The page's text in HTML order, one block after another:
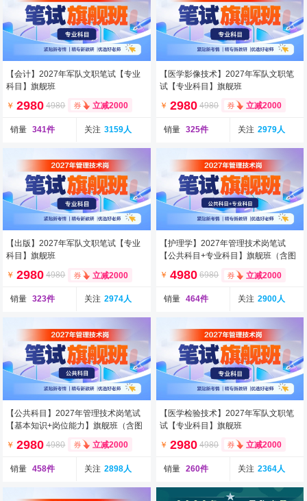
【会计】2027年军队文职笔试【专业
科目】旗舰班
￥ 2980 4980 立减2000
销量 341件 关注 3159人
【医学影像技术】2027年军队文职笔
试【专业科目】旗舰班
￥ 2980 4980 立减2000
销量 325件 关注 2979人
【出版】2027年军队文职笔试【专业
科目】旗舰班
￥ 2980 4980 立减2000
销量 323件 关注 2974人
【护理学】2027年管理技术岗笔试
【公共科目+专业科目】旗舰班（含图
￥ 4980 6980 立减2000
销量 464件 关注 2900人
【公共科目】2027年管理技术岗笔试
【基本知识+岗位能力】旗舰班（含图
￥ 2980 4980 立减2000
销量 458件 关注 2898人
【医学检验技术】2027年军队文职笔
试【专业科目】旗舰班
￥ 2980 4980 立减2000
销量 260件 关注 2364人